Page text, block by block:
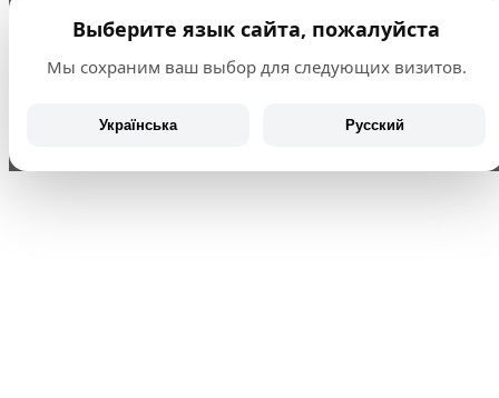
Выберите язык сайта, пожалуйста
Мы сохраним ваш выбор для следующих визитов.
Українська Русский